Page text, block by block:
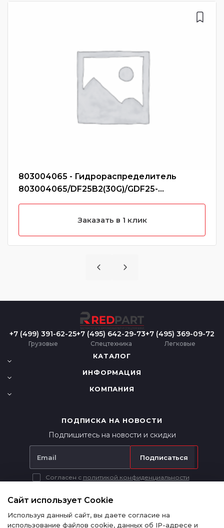
803004065 - Гидрораспределитель
803004065/DF25B2(30G)/GDF25-
16/DF25B2/5002035
Заказать в 1 клик
+7 (499) 391-62-25
Грузовые
+7 (495) 642-29-73
Спецтехника
+7 (495) 369-09-72
Легковые
КАТАЛОГ
ИНФОРМАЦИЯ
КОМПАНИЯ
ПОДПИСКА НА НОВОСТИ
Подпишитесь на новости и скидки
Подписаться
Согласен с политикой конфиденциальности
информационный характер и ни при каких условиях не является
публичной офертой в соответствии с п. 2 ст. 437 ГК РФ.
Сайт использует Cookie
Используя данный сайт, вы даете согласие на
использование файлов cookie, данных об IP-адресе и